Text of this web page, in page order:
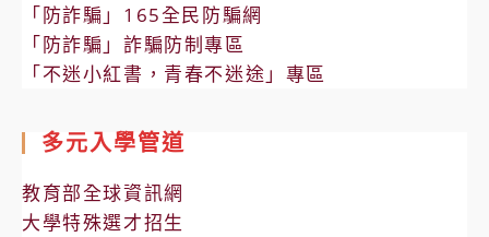
「防詐騙」165全民防騙網
「防詐騙」詐騙防制專區
「不迷小紅書，青春不迷途」專區
多元入學管道
教育部全球資訊網
大學特殊選才招生